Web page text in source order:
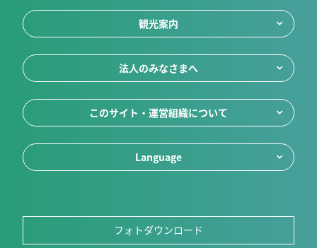
観光案内
法人のみなさまへ
このサイト・運営組織について
Language
フォトダウンロード